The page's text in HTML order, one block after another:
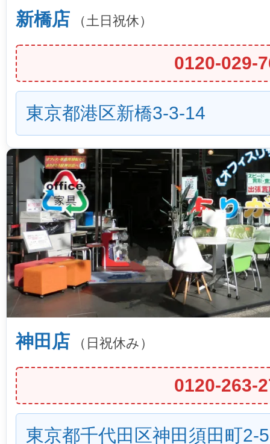
新橋店 （土日祝休）
0120-029-
東京都港区新橋3-3-14
神田店 （日祝休み）
0120-263-
東京都千代田区神田須田町2-